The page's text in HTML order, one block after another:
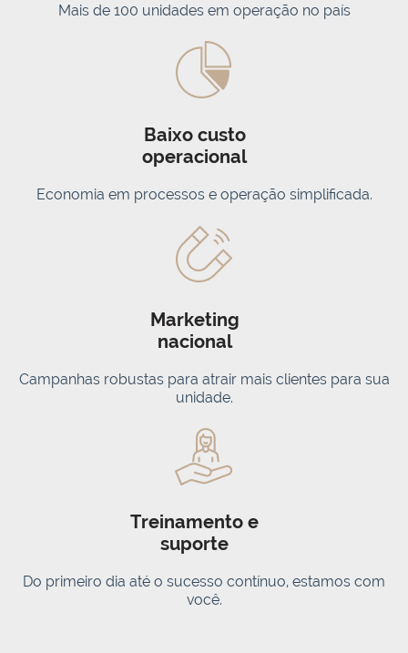
Mais de 100 unidades em operação no país
Baixo custo
operacional
Economia em processos e operação simplificada.
Marketing
nacional
Campanhas robustas para atrair mais clientes para sua
unidade.
Treinamento e
suporte
Do primeiro dia até o sucesso contínuo, estamos com
você.